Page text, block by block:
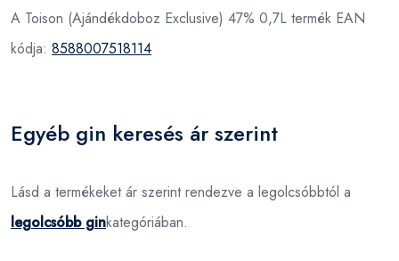
A Toison (Ajándékdoboz Exclusive) 47% 0,7L termék EAN
kódja: 8588007518114
Egyéb gin keresés ár szerint
Lásd a termékeket ár szerint rendezve a legolcsóbbtól a
legolcsóbb ginkategóriában.